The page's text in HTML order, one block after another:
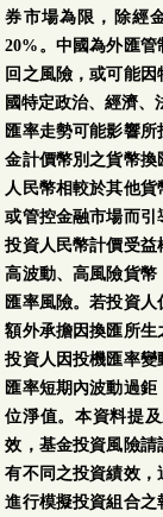
券市場為限，除經
20%。中國為外匯管
回之風險，或可能
國特定政治、經濟、
匯率走勢可能影響
金計價幣別之貨幣換
人民幣相較於其他
或管控金融市場而
投資人民幣計價受益
高波動、高風險貨幣
匯率風險。若投資
額外承擔因換匯所生
投資人因投機匯率變
匯率短期內波動過
位淨值。本資料提
效，基金投資風險請
有不同之投資績效，
進行模擬投資組合之